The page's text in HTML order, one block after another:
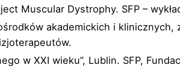
Muscular Dystrophy. SFP –
akademickich i
w XXI wieku”, Lublin. SFP,